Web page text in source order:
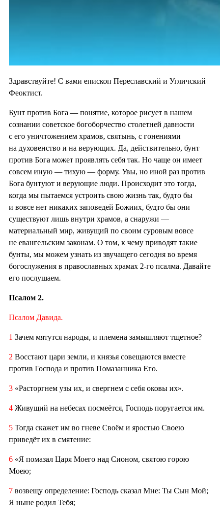
Здравствуйте! С вами епископ Переславский и Угличский
Феоктист.
Бунт против Бога — понятие, которое рисует в нашем
сознании советское богоборчество столетней давности
с его уничтожением храмов, святынь, с гонениями
на духовенство и на верующих. Да, действительно, бунт
против Бога может проявлять себя так. Но чаще он имеет
совсем иную — тихую — форму. Увы, но иной раз против
Бога бунтуют и верующие люди. Происходит это тогда,
когда мы пытаемся устроить свою жизнь так, будто бы
и вовсе нет никаких заповедей Божиих, будто бы они
существуют лишь внутри храмов, а снаружи —
материальный мир, живущий по своим суровым вовсе
не евангельским законам. О том, к чему приводят такие
бунты, мы можем узнать из звучащего сегодня во время
богослужения в православных храмах 2-го псалма. Давайте
его послушаем.
Псалом 2.
Псалом Давида.
1 Зачем мятутся народы, и племена замышляют тщетное?
2 Восстают цари земли, и князья совещаются вместе
против Господа и против Помазанника Его.
3 «Расторгнем узы их, и свергнем с себя оковы их».
4 Живущий на небесах посмеётся, Господь поругается им.
5 Тогда скажет им во гневе Своём и яростью Своею
приведёт их в смятение:
6 «Я помазал Царя Моего над Сионом, святою горою
Моею;
7 возвещу определение: Господь сказал Мне: Ты Сын Мой;
Я ныне родил Тебя;